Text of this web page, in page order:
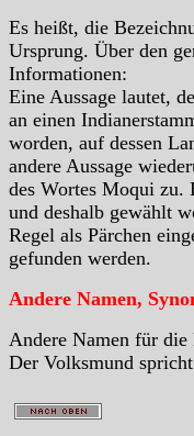
Es heißt, die
Ursprung. Über den
Informationen:
Eine Aussage lautet,
an einen
worden, auf dessen
andere Aussage
des Wortes Moqui zu.
und deshalb gewählt
Regel als Pärchen
gefunden werden.
Andere Namen,
Andere Namen für die
Der Volksmund